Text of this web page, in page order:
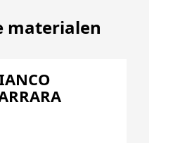
materialen